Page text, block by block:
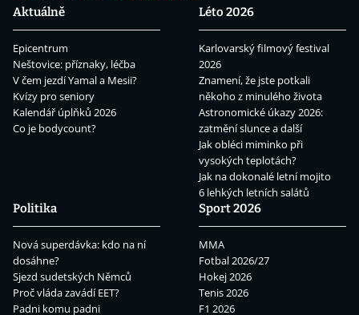
Aktuálně
Epicentrum
Neštovice: příznaky, léčba
V čem jezdí Yamal a Mesii?
Kvízy pro seniory
Kalendář úplňků 2026
Co je bodycount?
Léto 2026
Karlovarský filmový festival
2026
Znamení, že jste potkali
někoho z minulého života
Astronomické úkazy 2026:
zatmění slunce a další
Jak obléci miminko při
vysokých teplotách?
Jak na dokonalé letní mojito
6 lehkých letních salátů
Politika
Nová superdávka: kdo na ní
dosáhne?
Sjezd sudetských Němců
Proč vláda zavádí EET?
Padni komu padni
Sport 2026
MMA
Fotbal 2026/27
Hokej 2026
Tenis 2026
F1 2026